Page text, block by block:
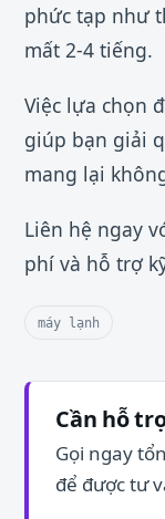
phức tạp như
mất 2-4 tiếng.
Việc lựa chọn
giúp bạn giải
mang lại
Liên hệ ngay
phí và hỗ trợ
máy lạnh
Cần hỗ
Gọi ngay
để được tư